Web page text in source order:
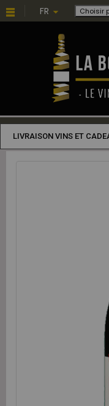
FR Choisir
LIVRAISON VINS ET